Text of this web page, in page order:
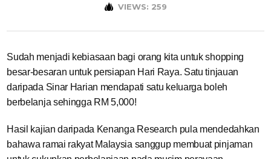
VIEWS: 259
Sudah menjadi kebiasaan bagi orang kita untuk shopping
besar-besaran untuk persiapan Hari Raya. Satu tinjauan
daripada Sinar Harian mendapati satu keluarga boleh
berbelanja sehingga RM 5,000!
Hasil kajian daripada Kenanga Research pula mendedahkan
bahawa ramai rakyat Malaysia sanggup membuat pinjaman